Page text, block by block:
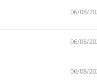
06/08/
06/08/
06/08/